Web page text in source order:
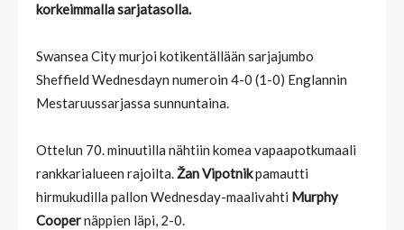
korkeimmalla sarjatasolla.
Swansea City murjoi kotikentällään sarjajumbo
Sheffield Wednesdayn numeroin 4-0 (1-0) Englannin
Mestaruussarjassa sunnuntaina.
Ottelun 70. minuutilla nähtiin komea vapaapotkumaali
rankkarialueen rajoilta.Žan Vipotnikpamautti
hirmukudilla pallon Wednesday-maalivahti Murphy
Coopernäppien läpi, 2-0.